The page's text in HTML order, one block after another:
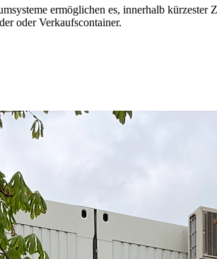
ermöglichen es, innerhalb
oder Verkaufscontainer.